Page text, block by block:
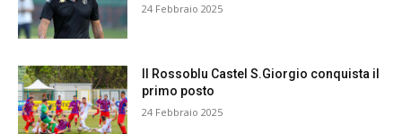
24 Febbraio 2025
Il Rossoblu Castel S.Giorgio conquista il
primo posto
24 Febbraio 2025